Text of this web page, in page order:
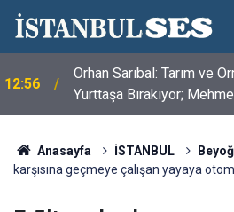
12:56
Orhan Sarıbal: Tarım ve
Yurttaşa Bırakıyor;
Değil, Çiftçinin Belini Kırdı
Anasayfa İSTANBUL
karşısına geçmeye çalışan yayaya